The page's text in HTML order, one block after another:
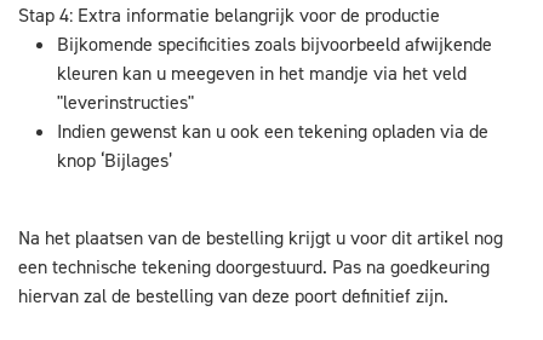
Stap 4: Extra informatie belangrijk voor de productie
Bijkomende specificities zoals bijvoorbeeld afwijkende
kleuren kan u meegeven in het mandje via het veld
"leverinstructies"
Indien gewenst kan u ook een tekening opladen via de
knop ‘Bijlages’
Na het plaatsen van de bestelling krijgt u voor dit artikel nog
een technische tekening doorgestuurd. Pas na goedkeuring
hiervan zal de bestelling van deze poort definitief zijn.